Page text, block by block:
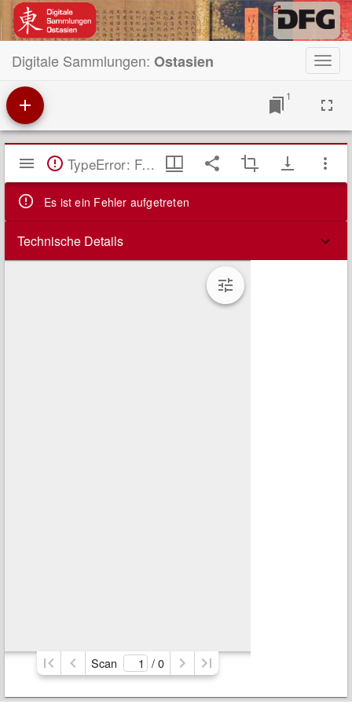
Digitale Sammlungen: Ostasien
1
Mirador
Viewer TypeError: Failed to fetch
Es ist ein Fehler aufgetreten
Technische Details
Scan / 0